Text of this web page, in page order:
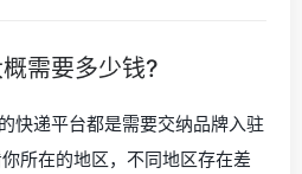
需要多少钱?
快递平台都是需要交纳品牌入驻
所在的地区，不同地区存在差